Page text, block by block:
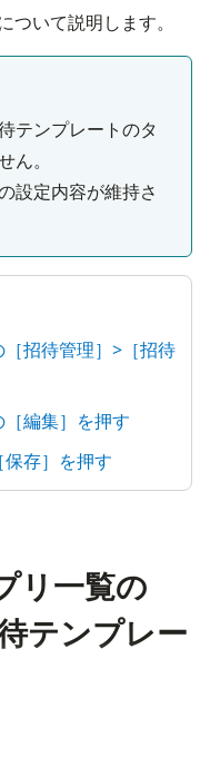
いて説明します。
テンプレートのタ
ん。
設定内容が維持さ
招待管理］>［招待
編集］を押す
存］を押す
リ一覧の
テンプレー